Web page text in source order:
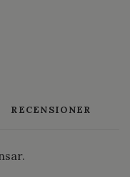
RECENSIONER